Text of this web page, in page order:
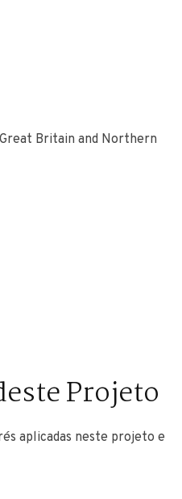
Britain and Northern
Projeto
aplicadas neste projeto e